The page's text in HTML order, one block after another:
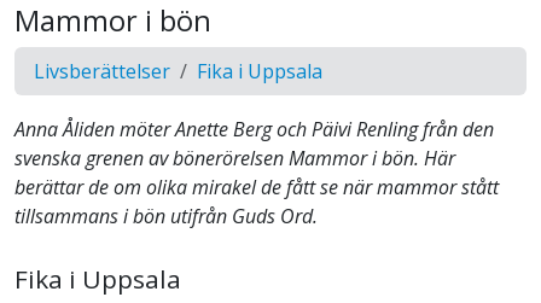
Mammor i bön
Livsberättelser Fika i Uppsala
Anna Åliden möter Anette Berg och Päivi Renling från den
svenska grenen av bönerörelsen Mammor i bön. Här
berättar de om olika mirakel de fått se när mammor stått
tillsammans i bön utifrån Guds Ord.
Fika i Uppsala